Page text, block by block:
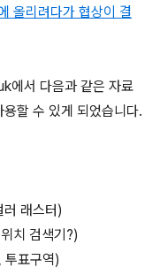
올리려다가 협상이 결
에서 다음과 같은 자료
할 수 있게 되었습니다.
래스터)
치 검색기?)
표구역)